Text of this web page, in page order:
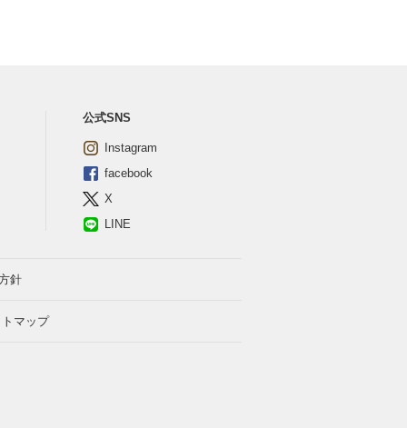
公式SNS
Instagram
facebook
X
LINE
針
マップ